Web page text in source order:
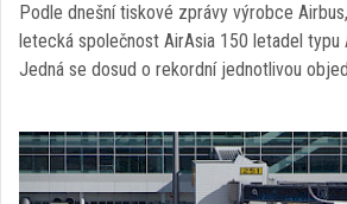
Podle dnešní tiskové zprávy výrobce
letecká společnost AirAsia 150 letadel typu
Jedná se dosud o rekordní jednotlivou